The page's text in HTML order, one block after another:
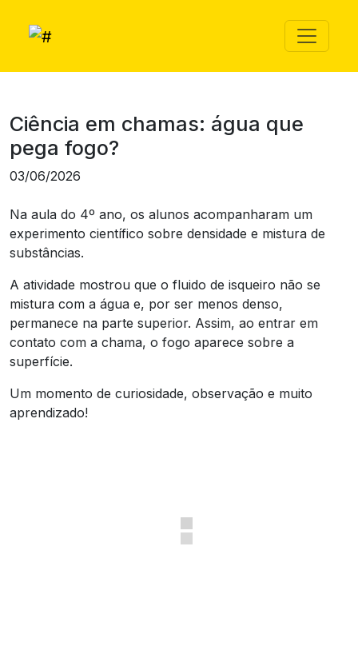
Ciência em chamas: água que
pega fogo?
03/06/2026
Na aula do 4º ano, os alunos acompanharam um
experimento científico sobre densidade e mistura de
substâncias.
A atividade mostrou que o fluido de isqueiro não se
mistura com a água e, por ser menos denso,
permanece na parte superior. Assim, ao entrar em
contato com a chama, o fogo aparece sobre a
superfície.
Um momento de curiosidade, observação e muito
aprendizado!